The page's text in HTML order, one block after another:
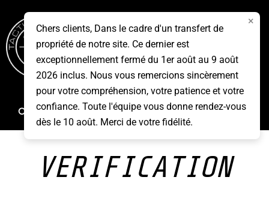
contenu
Rechercher
VERIFICATION
×
Chers clients, Dans le cadre d'un transfert de
propriété de notre site. Ce dernier est
exceptionnellement fermé du 1er août au 9 août
2026 inclus. Nous vous remercions sincèrement
pour votre compréhension, votre patience et votre
confiance. Toute l'équipe vous donne rendez-vous
dès le 10 août. Merci de votre fidélité.